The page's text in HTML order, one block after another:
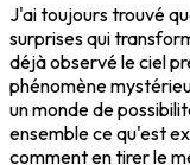
J'ai toujours trouvé
surprises qui
déjà observé le ciel
phénomène
un monde de
ensemble ce qu'est
comment en tirer le